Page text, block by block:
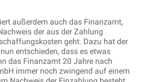
außerdem auch das Finanzamt,
der aus der Zahlung
geht. Dazu hat der
entschieden, dass es etwas
das Finanzamt 20 Jahre nach
immer noch zwingend auf einem